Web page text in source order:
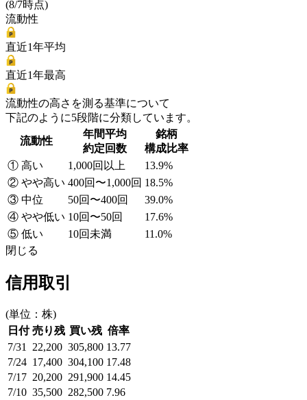
(8/7時点)
流動性
直近1年平均
直近1年最高
流動性の高さを測る基準について
下記のように5段階に分類しています。
流動性
年間平均
約定回数
銘柄
構成比率
① 高い
1,000回以上
13.9%
② やや高い 400回〜1,000回 18.5%
③ 中位
50回〜400回
39.0%
④ やや低い 10回〜50回
17.6%
⑤ 低い
10回未満
11.0%
閉じる
信用取引
(単位：株)
日付 売り残 買い残 倍率
7/31
22,200 305,800 13.77
7/24 17,400 304,100 17.48
7/17 20,200 291,900 14.45
7/10 35,500 282,500 7.96